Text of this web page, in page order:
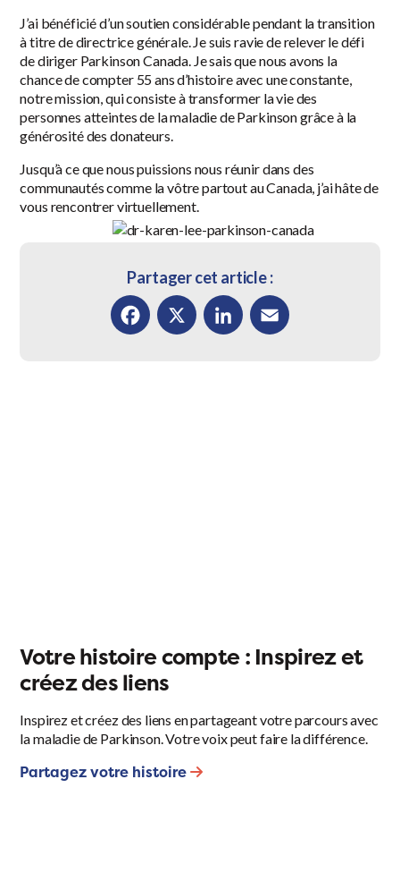
J’ai bénéficié d’un soutien considérable pendant la transition
à titre de directrice générale. Je suis ravie de relever le défi
de diriger Parkinson Canada. Je sais que nous avons la
chance de compter 55 ans d’histoire avec une constante,
notre mission, qui consiste à transformer la vie des
personnes atteintes de la maladie de Parkinson grâce à la
générosité des donateurs.
Jusqu’à ce que nous puissions nous réunir dans des
communautés comme la vôtre partout au Canada, j’ai hâte de
vous rencontrer virtuellement.
Partager cet article :
Votre histoire compte : Inspirez et
créez des liens
Inspirez et créez des liens en partageant votre parcours avec
la maladie de Parkinson. Votre voix peut faire la différence.
Partagez votre histoire